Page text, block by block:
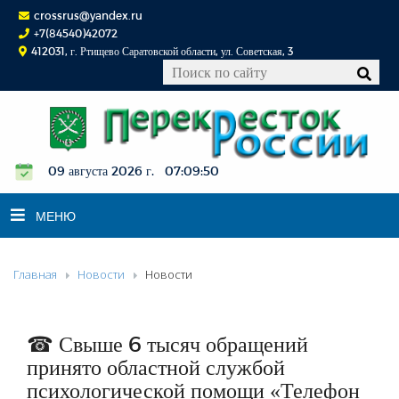
crossrus@yandex.ru
+7(84540)42072
412031, г. Ртищево Саратовской области, ул. Советская, 3
09 августа 2026 г. 07:09:51
МЕНЮ
НОВОСТИ
К СВЕДЕНИЮ
КОНКУРСЫ
ФОТОРЕПОРТАЖИ
Главная Новости Новости
☎ Свыше 6 тысяч обращений
принято областной службой
психологической помощи «Телефон